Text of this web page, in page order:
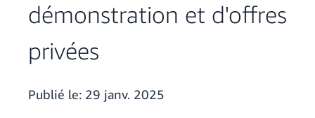
démonstration et d'offres
privées
Publié le: 29 janv. 2025